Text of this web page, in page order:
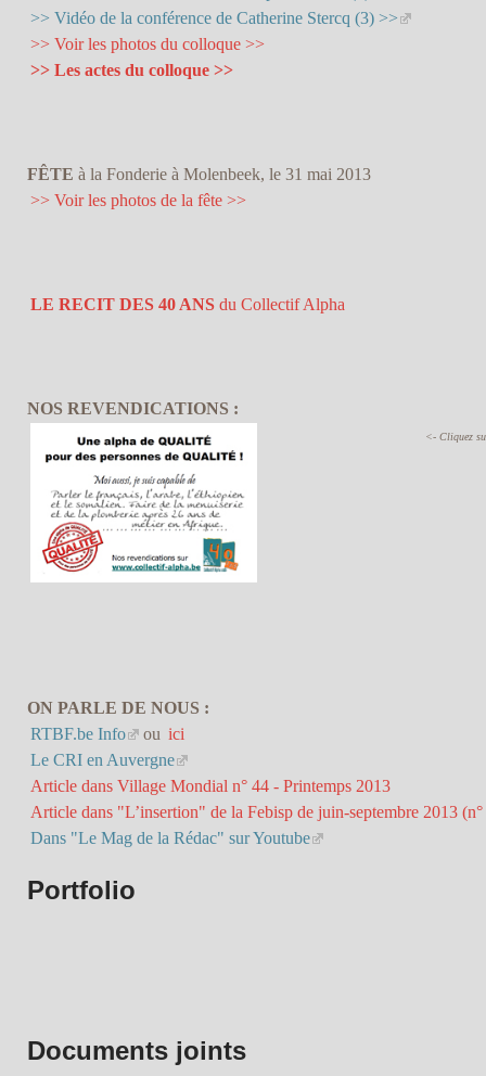
>> Vidéo de la conférence de Catherine Stercq (3) >>
>> Voir les photos du colloque >>
>> Les actes du colloque >>
FÊTE à la Fonderie à Molenbeek, le 31 mai 2013
>> Voir les photos de la fête >>
LE RECIT DES 40 ANSdu Collectif Alpha
NOS REVENDICATIONS :
<- Cliquez
ON PARLE DE NOUS :
RTBF.be Info
ou ici
Le CRI en Auvergne
Article dans Village Mondial n° 44 - Printemps 2013
Article dans "L’insertion" de la Febisp de juin-septembre 2013
Dans "Le Mag de la Rédac" sur Youtube
Portfolio
Documents joints